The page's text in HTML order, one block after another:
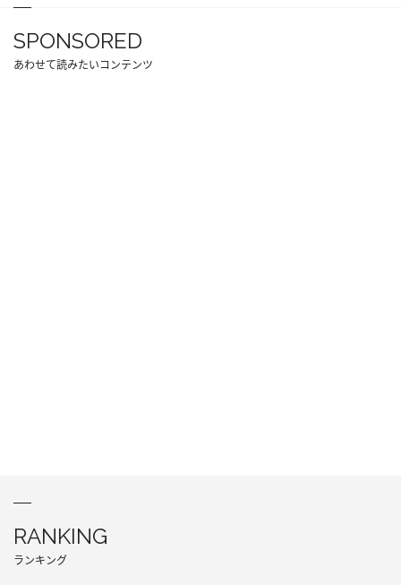
SPONSORED
あわせて読みたいコンテンツ
RANKING
ランキング